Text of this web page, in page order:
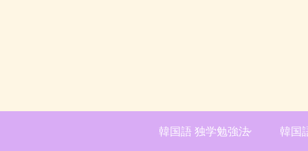
韓国語 独学勉強法 韓国